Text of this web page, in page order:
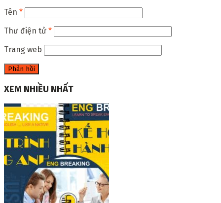
Tên *
Thư điện tử *
Trang web
XEM NHIỀU NHẤT